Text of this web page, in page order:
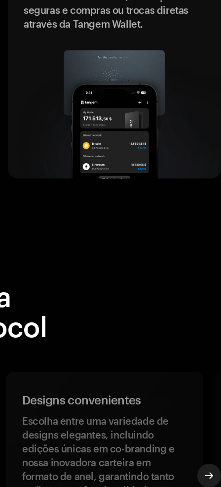
seguras e compras ou trocas diretas
através da Tangem Wallet.
Designs convenientes
Escolha entre uma variedade de
designs elegantes, incluindo
edições únicas em co-branding e
nossa inovadora carteira em
formato de anel, garantindo tanto